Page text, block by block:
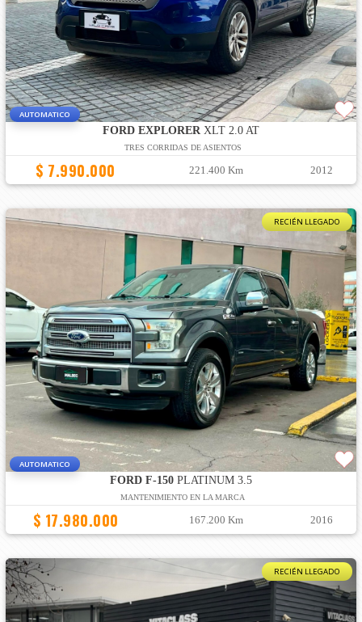
AUTOMATICO
FORD EXPLORERXLT 2.0 AT
TRES CORRIDAS DE ASIENTOS
$ 7.990.000 221.400 Km 2012
RECIÉN LLEGADO
AUTOMATICO
FORD F-150PLATINUM 3.5
MANTENIMIENTO EN LA MARCA
$ 17.980.000 167.200 Km 2016
RECIÉN LLEGADO